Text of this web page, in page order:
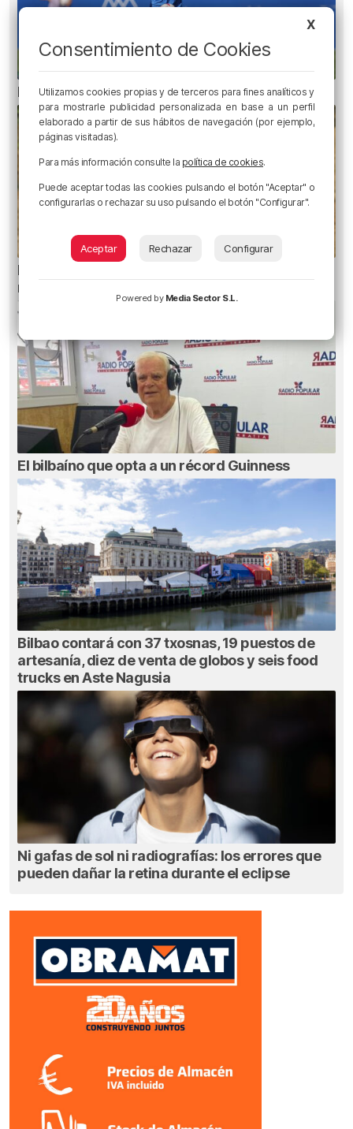
Erik Morán: «Bielsa era especial»
El aviso de los pediatras ante el eclipse: una
mirada puede causar daños irreversibles
El bilbaíno que opta a un récord Guinness
Bilbao contará con 37 txosnas, 19 puestos de
artesanía, diez de venta de globos y seis food
trucks en Aste Nagusia
Ni gafas de sol ni radiografías: los errores que
pueden dañar la retina durante el eclipse
X
Consentimiento de Cookies
Utilizamos cookies propias y de terceros para fines analíticos y
para mostrarle publicidad personalizada en base a un perfil
elaborado a partir de sus hábitos de navegación (por ejemplo,
páginas visitadas).
Para más información consulte la política de cookies.
Puede aceptar todas las cookies pulsando el botón "Aceptar" o
configurarlas o rechazar su uso pulsando el botón "Configurar".
Aceptar Rechazar Configurar
Powered by Media Sector S.L.